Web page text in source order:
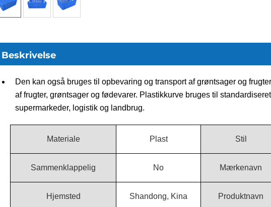
Beskrivelse
Den kan også bruges til opbevaring og transport af grøntsager og
af frugter, grøntsager og fødevarer. Plastikkurve bruges til
supermarkeder, logistik og landbrug.
Materiale Plast Stil
Sammenklappelig No Mærkenavn
Hjemsted Shandong, Kina Produktnavn